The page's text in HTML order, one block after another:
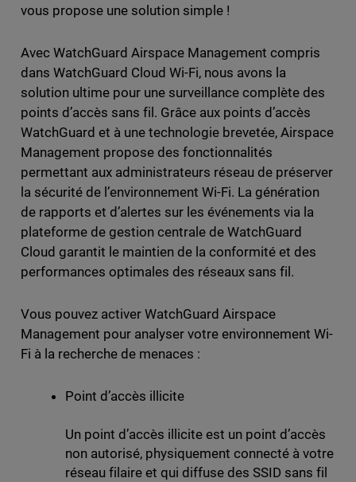
vous propose une solution simple !
Avec WatchGuard Airspace Management compris
dans WatchGuard Cloud Wi-Fi, nous avons la
solution ultime pour une surveillance complète des
points d’accès sans fil. Grâce aux points d’accès
WatchGuard et à une technologie brevetée, Airspace
Management propose des fonctionnalités
permettant aux administrateurs réseau de préserver
la sécurité de l’environnement Wi-Fi. La génération
de rapports et d’alertes sur les événements via la
plateforme de gestion centrale de WatchGuard
Cloud garantit le maintien de la conformité et des
performances optimales des réseaux sans fil.
Vous pouvez activer WatchGuard Airspace
Management pour analyser votre environnement Wi-
Fi à la recherche de menaces :
Point d’accès illicite
Un point d’accès illicite est un point d’accès
non autorisé, physiquement connecté à votre
réseau filaire et qui diffuse des SSID sans fil